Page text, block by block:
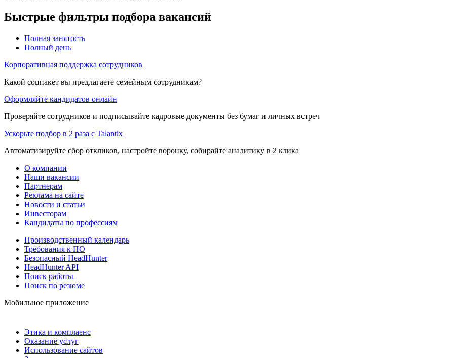
Быстрые фильтры подбора вакансий
Полная занятость
Полный день
Корпоративная поддержка сотрудников
Какой соцпакет вы предлагаете семейным сотрудникам?
Оформляйте кандидатов онлайн
Проверяйте сотрудников и подписывайте кадровые документы без бумаг и личных встреч
Ускорьте подбор в 2 раза с Talantix
Автоматизируйте сбор откликов, настройте воронку, собирайте аналитику в 2 клика
О компании
Наши вакансии
Партнерам
Реклама на сайте
Новости и статьи
Инвесторам
Кандидаты по профессиям
Производственный календарь
Требования к ПО
Безопасный HeadHunter
HeadHunter API
Поиск работы
Поиск по резюме
Мобильное приложение
Этика и комплаенс
Оказание услуг
Использование сайтов